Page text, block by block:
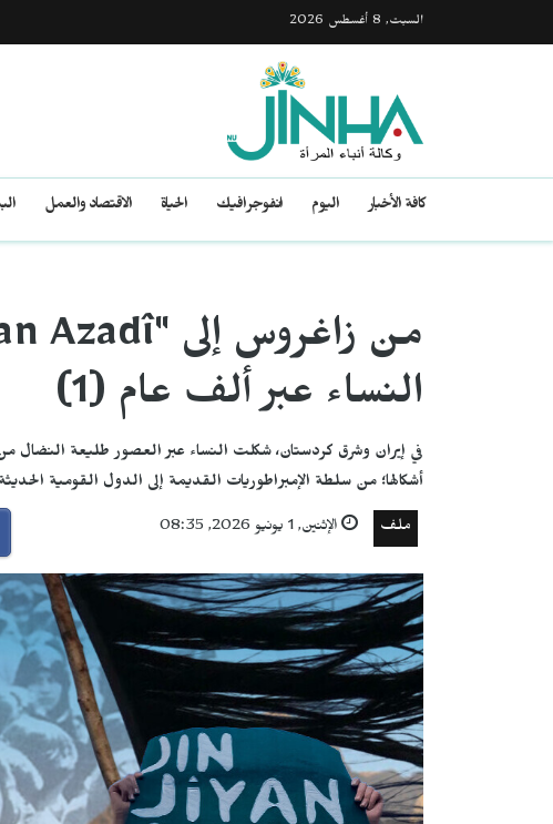
السبت, 8 أغسطس 2026
كافة الأخبار اليوم انفوجرافيك الحياة الاقتصاد والعمل
النساء عبر ألف عام (1)
في إيران وشرق كردستان، شكلت النساء عبر العصور طليعة النضال
أشكالها؛ من سلطة الإمبراطوريات القديمة إلى الدول القومية
ملف الإثنين, 1 يونيو 2026, 08:35